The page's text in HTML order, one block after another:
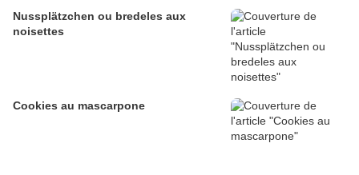
Nussplätzchen ou bredeles aux
noisettes
Cookies au mascarpone